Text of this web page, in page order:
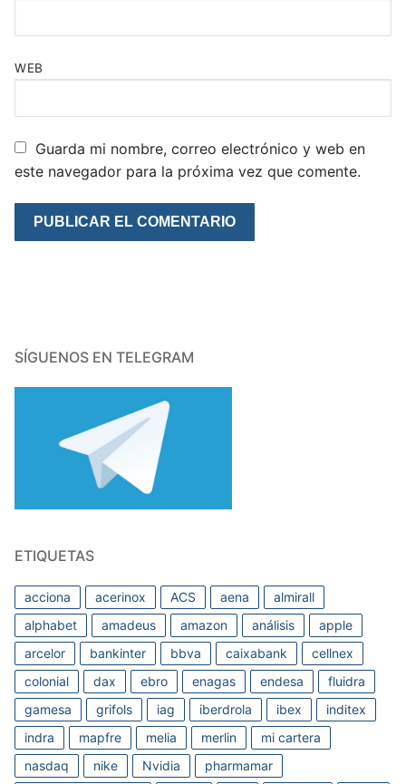
WEB
Guarda mi nombre, correo electrónico y web en
este navegador para la próxima vez que comente.
SÍGUENOS EN TELEGRAM
ETIQUETAS
acciona acerinox ACS aena
almirall
alphabet
amadeus amazon análisis
apple
arcelor
bankinter bbva caixabank
cellnex
colonial
dax ebro enagas endesa
fluidra
gamesa
grifols iag iberdrola ibex
inditex
indra
mapfre melia merlin
mi cartera
nasdaq
nike Nvidia
pharmamar